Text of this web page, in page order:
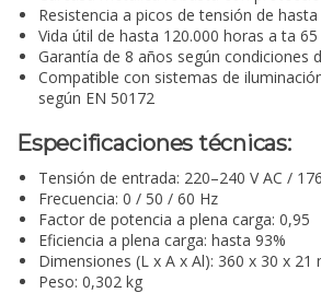
Resistencia a picos de tensión de hasta
Vida útil de hasta 120.000 horas a ta 65
Garantía de 8 años según condiciones
Compatible con sistemas de
según EN 50172
Especificaciones técnicas:
Tensión de entrada: 220–240 V AC /
Frecuencia: 0 / 50 / 60 Hz
Factor de potencia a plena carga: 0,95
Eficiencia a plena carga: hasta 93%
Dimensiones (L x A x Al): 360 x 30 x 21
Peso: 0,302 kg